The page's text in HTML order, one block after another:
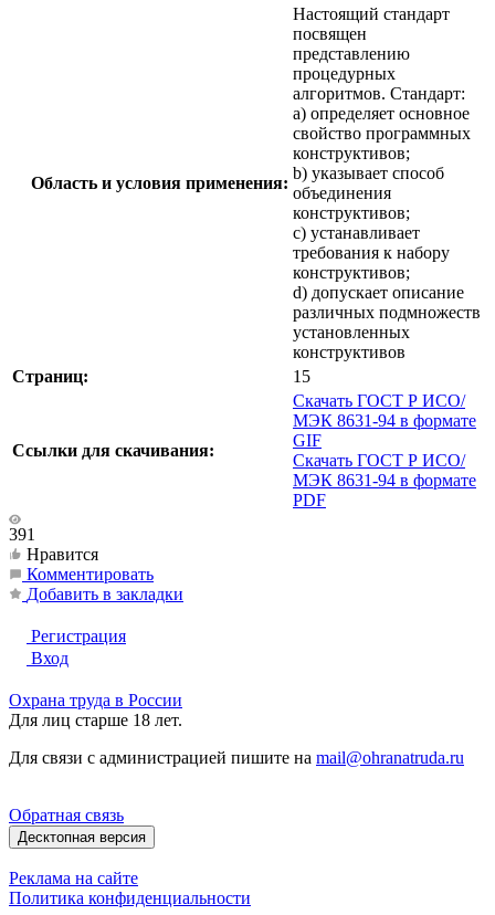
Область и условия применения:
Настоящий стандарт
посвящен
представлению
процедурных
алгоритмов. Стандарт:
а) определяет основное
свойство программных
конструктивов;
b) указывает способ
объединения
конструктивов;
c) устанавливает
требования к набору
конструктивов;
d) допускает описание
различных подмножеств
установленных
конструктивов
Страниц:
15
Ссылки для скачивания:
Скачать ГОСТ Р ИСО/
МЭК 8631-94 в формате
GIF
Скачать ГОСТ Р ИСО/
МЭК 8631-94 в формате
PDF
391
Нравится
Комментировать
Добавить в закладки
Регистрация
Вход
Охрана труда в России
Для лиц старше 18 лет.
Для связи с администрацией пишите на mail@ohranatruda.ru
Обратная связь
Десктопная версия
Реклама на сайте
Политика конфиденциальности